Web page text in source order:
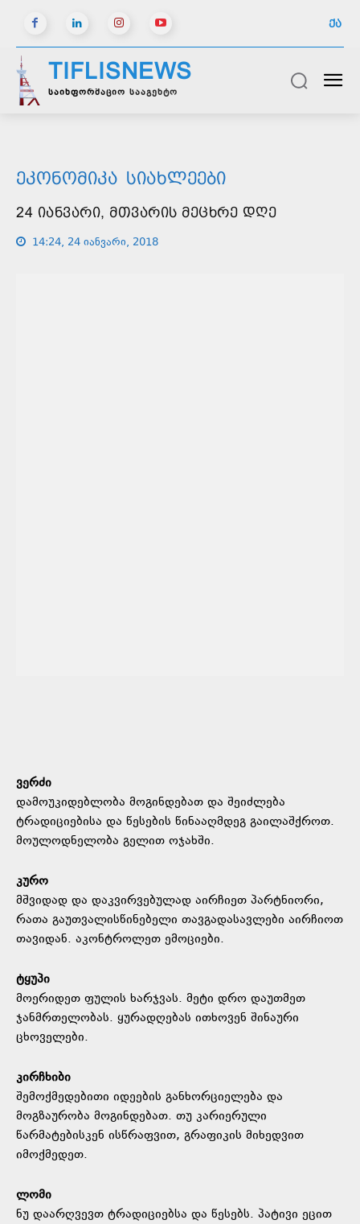
ᲥᲐ
TIFLISNEWS
საინფორმაციო სააგენტო
ᲔᲙᲝᲜᲝᲛᲘᲙᲐ ᲡᲘᲐᲮᲚᲔᲔᲑᲘ
24 ᲘᲐᲜᲕᲐᲠᲘ, ᲛᲗᲕᲐᲠᲘᲡ ᲛᲔᲪᲮᲠᲔ ᲓᲦᲔ
14:24, 24 იანვარი, 2018
ვერძი
დამოუკიდებლობა მოგინდებათ და შეიძლება
ტრადიციებისა და წესების წინააღმდეგ გაილაშქროთ.
მოულოდნელობა გელით ოჯახში.
კურო
მშვიდად და დაკვირვებულად აირჩიეთ პარტნიორი,
რათა გაუთვალისწინებელი თავგადასავლები აირჩიოთ
თავიდან. აკონტროლეთ ემოციები.
ტყუპი
მოერიდეთ ფულის ხარჯვას. მეტი დრო დაუთმეთ
ჯანმრთელობას. ყურადღებას ითხოვენ შინაური
ცხოველები.
კირჩხიბი
შემოქმედებითი იდეების განხორციელება და
მოგზაურობა მოგინდებათ. თუ კარიერული
წარმატებისკენ ისწრაფვით, გრაფიკის მიხედვით
იმოქმედეთ.
ლომი
ნუ დაარღვევთ ტრადიციებსა და წესებს. პატივი ეცით